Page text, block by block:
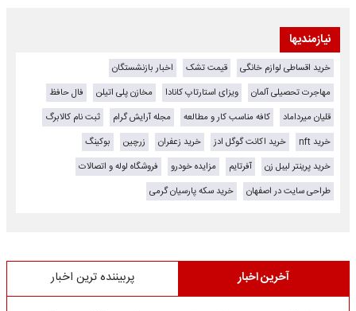
نیازمندیها
خرید اقساطی لوازم خانگی قیمت تشک
اخبار بازنشستگان
مهاجرت تحصیلی آلمان
ویزای استارتاپ کانادا مخازن پلی اتیلن
فال حافظ
قلیان میرداماد
کافه مناسب کار و مطالعه مجله آرایش گرام
ثبت نام کالابرگ
خرید nft
خرید اکانت گوگل ادز خرید زعفران زرچین
بوکینگ
خرید پرینتر لیبل زن
آفرتایم مزایده خودرو
فروشگاه لوله و اتصالات
طراحی سایت در اصفهان
خرید سکه پارسیان گرمی
آخرین اخبار پربیننده ترین اخبار